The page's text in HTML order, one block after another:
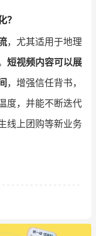
？
，尤其适用于地理
短视频内容可以展
，增强信任背书，
度，并能不断迭代
线上团购等新业务